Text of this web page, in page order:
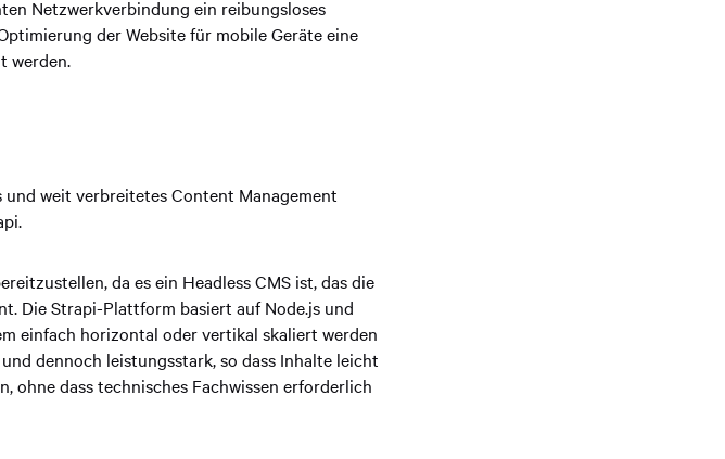
Netzwerkverbindung ein reibungsloses
der Website für mobile Geräte eine
werden.
und weit verbreitetes Content Management
da es ein Headless CMS ist, das die
Die Strapi-Plattform basiert auf Node.js und
einfach horizontal oder vertikal skaliert werden
dennoch leistungsstark, so dass Inhalte leicht
dass technisches Fachwissen erforderlich